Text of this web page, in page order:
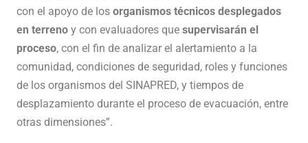
con el apoyo de los organismos técnicos desplegados
en terreno y con evaluadores que supervisarán el
proceso, con el fin de analizar el alertamiento a la
comunidad, condiciones de seguridad, roles y funciones
de los organismos del SINAPRED, y tiempos de
desplazamiento durante el proceso de evacuación, entre
otras dimensiones”.